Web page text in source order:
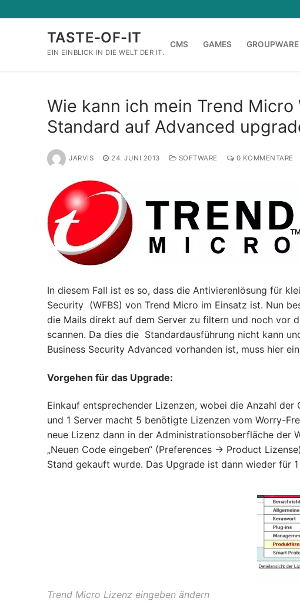
Inhalt
TASTE-OF-IT
EIN EINBLICK IN DIE WELT DER IT.
CMS GAMES GROUPWARE
Wie kann ich mein Trend
Standard auf Advanced
JARVIS 24. JUNI 2013 SOFTWARE 0 KOMMENTARE
In diesem Fall ist es so, dass die Antivierenlösung für
Security (WFBS) von Trend Micro im Einsatz ist. Nun
die Mails direkt auf dem Server zu filtern und noch vor
scannen. Da dies die Standardausführung nicht kann
Business Security Advanced vorhanden ist, muss hier
Vorgehen für das Upgrade:
Einkauf entsprechender Lizenzen, wobei die Anzahl
und 1 Server macht 5 benötigte Lizenzen vom Worry-
neue Lizenz dann in der Administrationsoberfläche der
„Neuen Code eingeben“ (Preferences -> Product
Stand gekauft wurde. Das Upgrade ist dann wieder für
Trend Micro Lizenz eingeben ändern